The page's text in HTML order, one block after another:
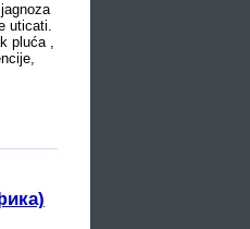
uticati.
pluća ,